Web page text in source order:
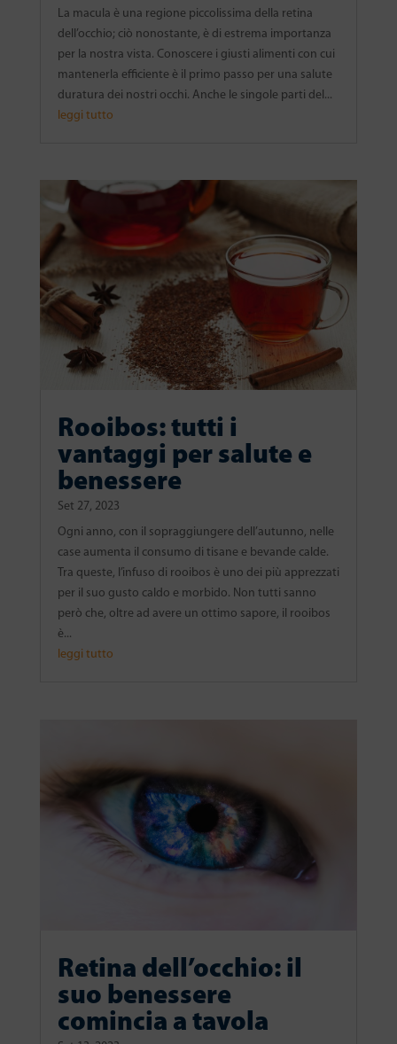
La macula è una regione piccolissima della retina
dell’occhio; ciò nonostante, è di estrema importanza
per la nostra vista. Conoscere i giusti alimenti con cui
mantenerla efficiente è il primo passo per una salute
duratura dei nostri occhi. Anche le singole parti del...
leggi tutto
Rooibos: tutti i
vantaggi per salute e
benessere
Set 27, 2023
Ogni anno, con il sopraggiungere dell’autunno, nelle
case aumenta il consumo di tisane e bevande calde.
Tra queste, l’infuso di rooibos è uno dei più apprezzati
per il suo gusto caldo e morbido. Non tutti sanno
però che, oltre ad avere un ottimo sapore, il rooibos
è...
leggi tutto
Retina dell’occhio: il
suo benessere
comincia a tavola